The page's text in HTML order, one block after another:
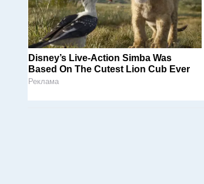
Disney’s Live-Action Simba Was
Based On The Cutest Lion Cub Ever
Реклама